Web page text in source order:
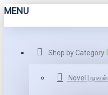
MENU
Shop by Category
Novel | நாவல்